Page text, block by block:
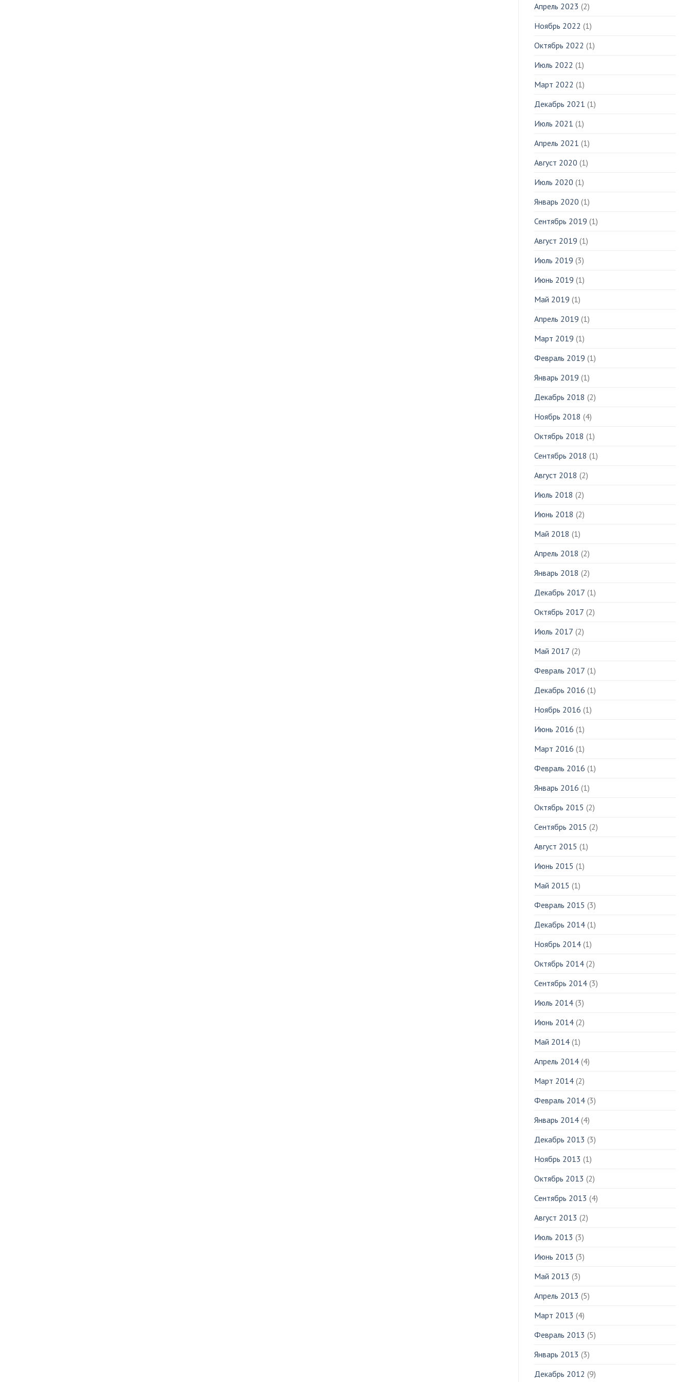
Апрель 2023 (2)
Ноябрь 2022 (1)
Октябрь 2022 (1)
Июль 2022 (1)
Март 2022 (1)
Декабрь 2021 (1)
Июль 2021 (1)
Апрель 2021 (1)
Август 2020 (1)
Июль 2020 (1)
Январь 2020 (1)
Сентябрь 2019 (1)
Август 2019 (1)
Июль 2019 (3)
Июнь 2019 (1)
Май 2019 (1)
Апрель 2019 (1)
Март 2019 (1)
Февраль 2019 (1)
Январь 2019 (1)
Декабрь 2018 (2)
Ноябрь 2018 (4)
Октябрь 2018 (1)
Сентябрь 2018 (1)
Август 2018 (2)
Июль 2018 (2)
Июнь 2018 (2)
Май 2018 (1)
Апрель 2018 (2)
Январь 2018 (2)
Декабрь 2017 (1)
Октябрь 2017 (2)
Июль 2017 (2)
Май 2017 (2)
Февраль 2017 (1)
Декабрь 2016 (1)
Ноябрь 2016 (1)
Июнь 2016 (1)
Март 2016 (1)
Февраль 2016 (1)
Январь 2016 (1)
Октябрь 2015 (2)
Сентябрь 2015 (2)
Август 2015 (1)
Июнь 2015 (1)
Май 2015 (1)
Февраль 2015 (3)
Декабрь 2014 (1)
Ноябрь 2014 (1)
Октябрь 2014 (2)
Сентябрь 2014 (3)
Июль 2014 (3)
Июнь 2014 (2)
Май 2014 (1)
Апрель 2014 (4)
Март 2014 (2)
Февраль 2014 (3)
Январь 2014 (4)
Декабрь 2013 (3)
Ноябрь 2013 (1)
Октябрь 2013 (2)
Сентябрь 2013 (4)
Август 2013 (2)
Июль 2013 (3)
Июнь 2013 (3)
Май 2013 (3)
Апрель 2013 (5)
Март 2013 (4)
Февраль 2013 (5)
Январь 2013 (3)
Декабрь 2012 (9)